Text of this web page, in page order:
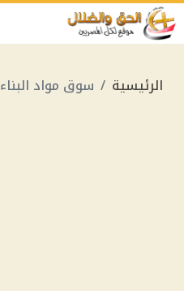
الرئيسية سوق مواد البناء